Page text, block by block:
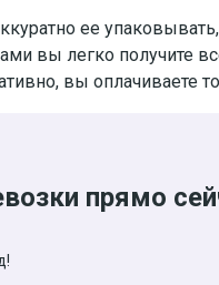
ее
вы легко получите
вы оплачиваете
прямо